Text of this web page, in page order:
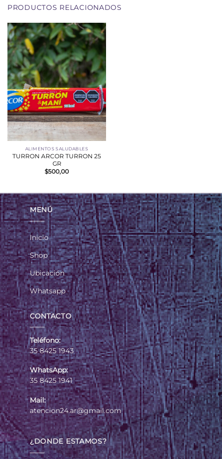
PRODUCTOS RELACIONADOS
ALIMENTOS SALUDABLES
TURRON ARCOR TURRON 25
GR
$500,00
MENÚ
Inicio
Shop
Ubicación
Whatsapp
CONTACTO
Teléfono:
35 8425 1943
WhatsApp:
35 8425 1941
Mail:
atencion24.ar@gmail.com
¿DONDE ESTAMOS?